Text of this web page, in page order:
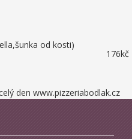
od kosti)
176kč
den www.pizzeriabodlak.cz